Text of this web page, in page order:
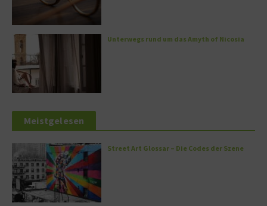
Unterwegs rund um das Amyth of Nicosia
Meistgelesen
Street Art Glossar – Die Codes der Szene